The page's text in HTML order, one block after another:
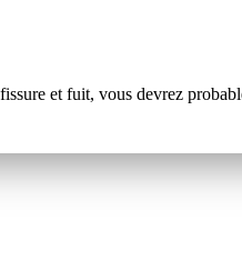
et fuit, vous devrez